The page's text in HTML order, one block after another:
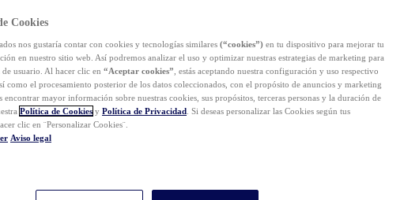
Cookies
nos gustaría contar con cookies y tecnologías similares (“cookies”) en tu dispositivo para mejorar tu
en nuestro sitio web. Así podremos analizar el uso y optimizar nuestras estrategias de marketing para
usuario. Al hacer clic en “Aceptar cookies” , estás aceptando nuestra configuración y uso respectivo
como el procesamiento posterior de los datos coleccionados, con el propósito de anuncios y marketing
encontrar mayor información sobre nuestras cookies, sus propósitos, terceras personas y la duración de
Política de Cookies y Política de Privacidad . Si deseas personalizar las Cookies según tus
clic en ¨Personalizar Cookies¨.
Aviso legal